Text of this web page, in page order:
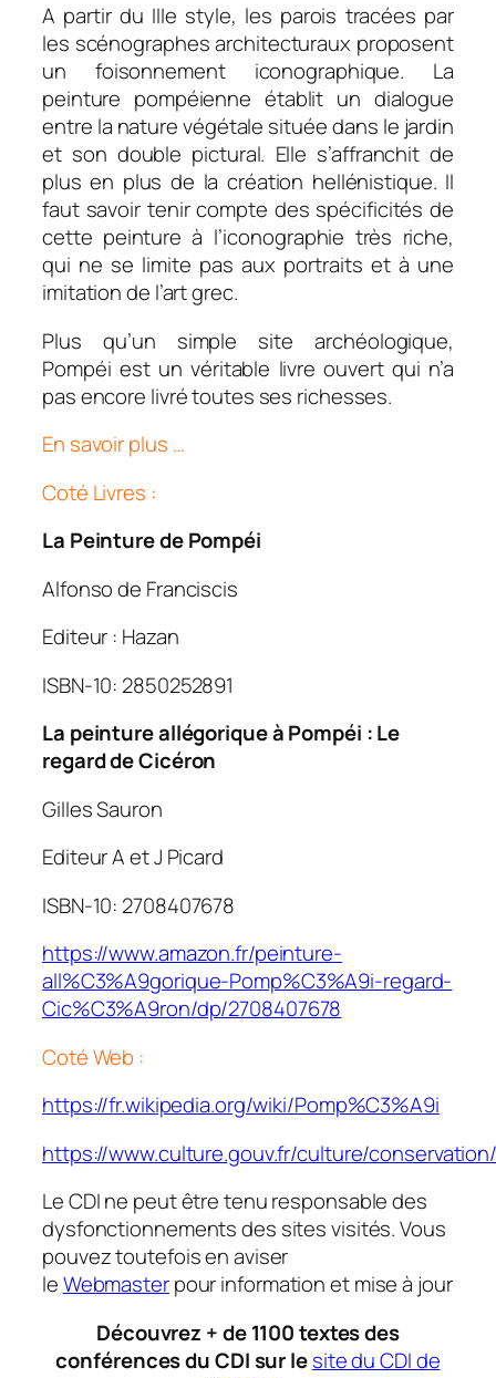
A partir du IIIe style, les parois tracées par
les scénographes architecturaux proposent
un foisonnement iconographique. La
peinture pompéienne établit un dialogue
entre la nature végétale située dans le jardin
et son double pictural. Elle s’affranchit de
plus en plus de la création hellénistique. Il
faut savoir tenir compte des spécificités de
cette peinture à l’iconographie très riche,
qui ne se limite pas aux portraits et à une
imitation de l’art grec.
Plus qu’un simple site archéologique,
Pompéi est un véritable livre ouvert qui n’a
pas encore livré toutes ses richesses.
En savoir plus …
Coté Livres :
La Peinture de Pompéi
Alfonso de Franciscis
Editeur : Hazan
ISBN-10: 2850252891
La peinture allégorique à Pompéi : Le
regard de Cicéron
Gilles Sauron
Editeur A et J Picard
ISBN-10: 2708407678
https://www.amazon.fr/peinture-
all%C3%A9gorique-Pomp%C3%A9i-regard-
Cic%C3%A9ron/dp/2708407678
Coté Web :
https://fr.wikipedia.org/wiki/Pomp%C3%A9i
https://www.culture.gouv.fr/culture/
Le CDI ne peut être tenu responsable des
dysfonctionnements des sites visités. Vous
pouvez toutefois en aviser
leWebmasterpour information et mise à jour
Découvrez + de 1100 textes des
conférences du CDI sur lesite du CDI de